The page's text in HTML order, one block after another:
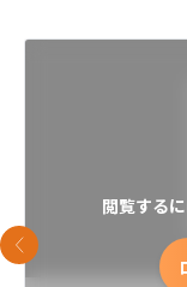
閲覧する
前のスライド